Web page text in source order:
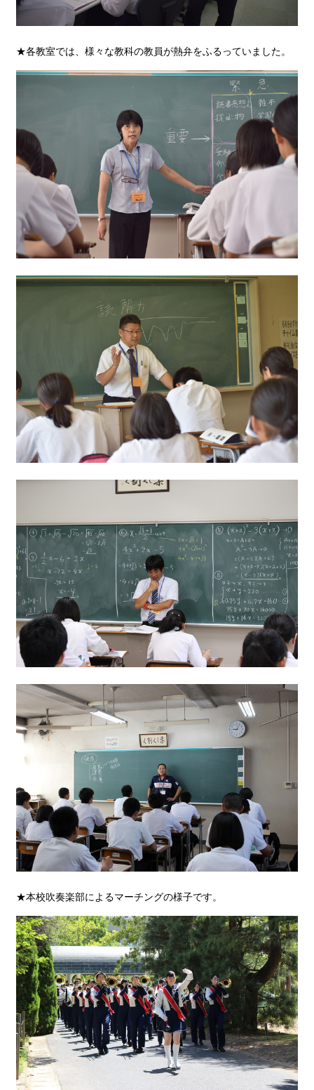
★各教室では、様々な教科の教員が熱弁をふるっていました。
★本校吹奏楽部によるマーチングの様子です。